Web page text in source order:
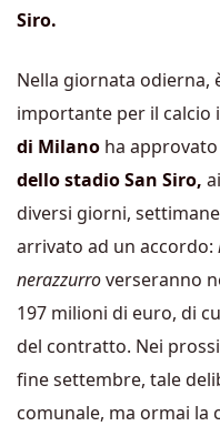
Siro.
Nella giornata odierna,
importante per il calcio
di Milano ha approvato
dello stadio San Siro,
diversi giorni,
arrivato ad un accordo:
nerazzurroverseranno
197 milioni di euro, di
del contratto. Nei
fine settembre, tale
comunale, ma ormai la